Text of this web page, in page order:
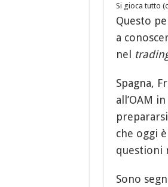
Si gioca tutto
Questo
a
nel
Spagna,
all’OAM
che oggi
questioni
Sono